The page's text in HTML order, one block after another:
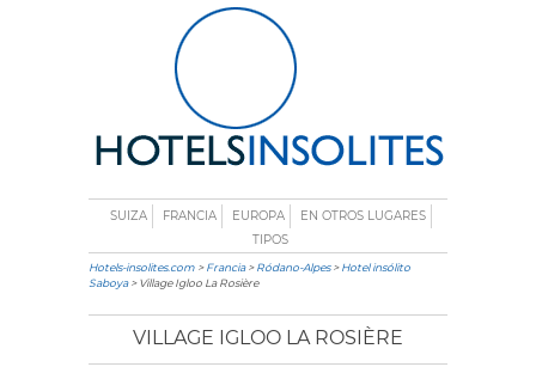
SUIZA FRANCIA EUROPA
EN OTROS LUGARES
TIPOS
Hotels-insolites.com >Francia>Ródano-Alpes>Hotel insólito
Saboya> Village Igloo La Rosière
VILLAGE IGLOO LA ROSIÈRE